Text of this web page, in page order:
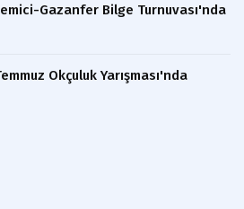
Gazanfer Bilge Turnuvası'nda
Okçuluk Yarışması'nda